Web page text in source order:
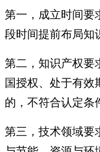
第一，成立时间要
段时间提前布局知
第二，知识产权要
国授权、处于有效
的，不符合认定条
第三，技术领域要